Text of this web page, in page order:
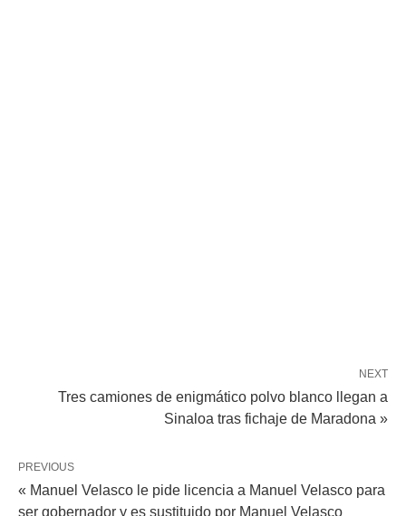
NEXT
Tres camiones de enigmático polvo blanco llegan a
Sinaloa tras fichaje de Maradona »
PREVIOUS
« Manuel Velasco le pide licencia a Manuel Velasco para
ser gobernador y es sustituido por Manuel Velasco